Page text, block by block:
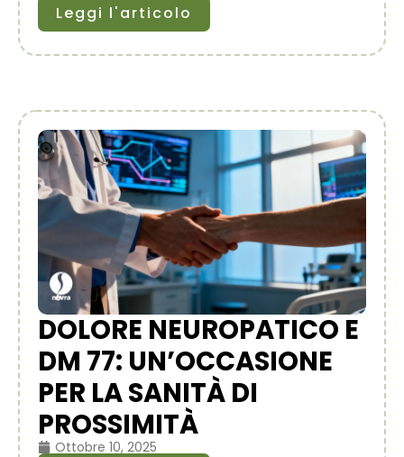
Leggi l'articolo
DOLORE NEUROPATICO E
DM 77: UN’OCCASIONE
PER LA SANITÀ DI
PROSSIMITÀ
Ottobre 10, 2025